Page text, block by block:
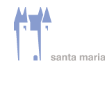
Página inicial